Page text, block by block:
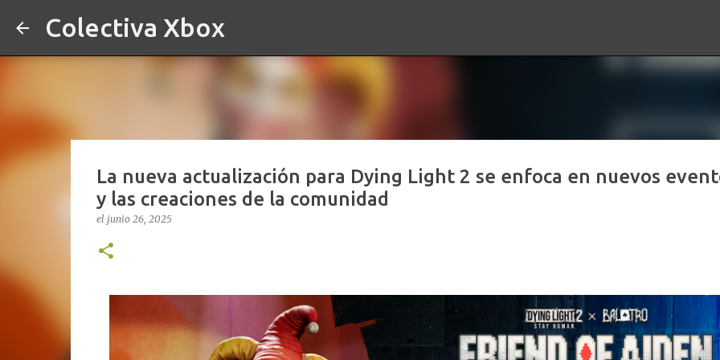
Colectiva Xbox
La nueva actualización para Dying Light 2 se enfoca en nuevos
y las creaciones de la comunidad
el junio 26, 2025